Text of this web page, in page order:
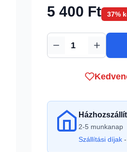
5 400 Ft 37%
Mennyiség
2-5 munkanap
Szállítási díjak